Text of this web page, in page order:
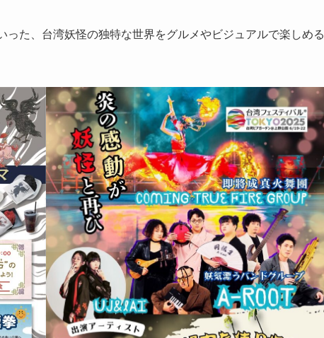
った、台湾妖怪の独特な世界をグルメやビジュアルで楽しめる